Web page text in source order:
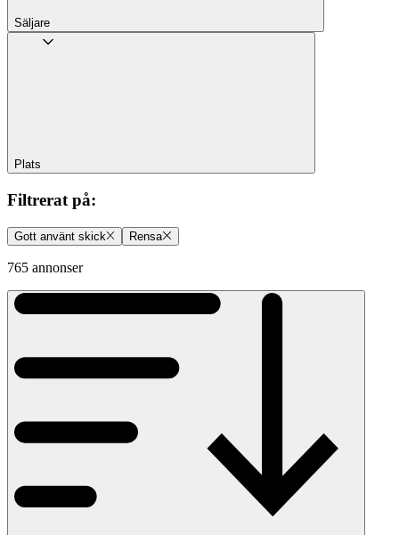
Säljare
Plats
Filtrerat på:
Gott använt skick Rensa
765 annonser